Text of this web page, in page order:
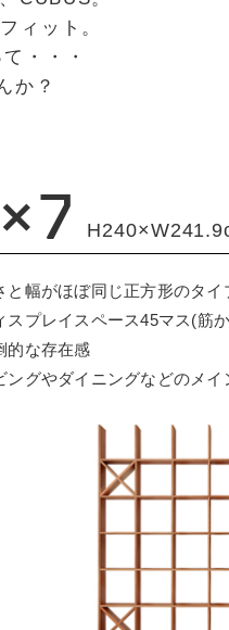
ィット。
・・・
か？
と幅がほぼ同じ正方形のタイ
スプレイスペース45マス(筋
的な存在感
ングやダイニングなどのメ